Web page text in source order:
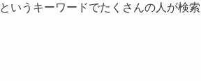
というキーワードでたくさんの人が検索